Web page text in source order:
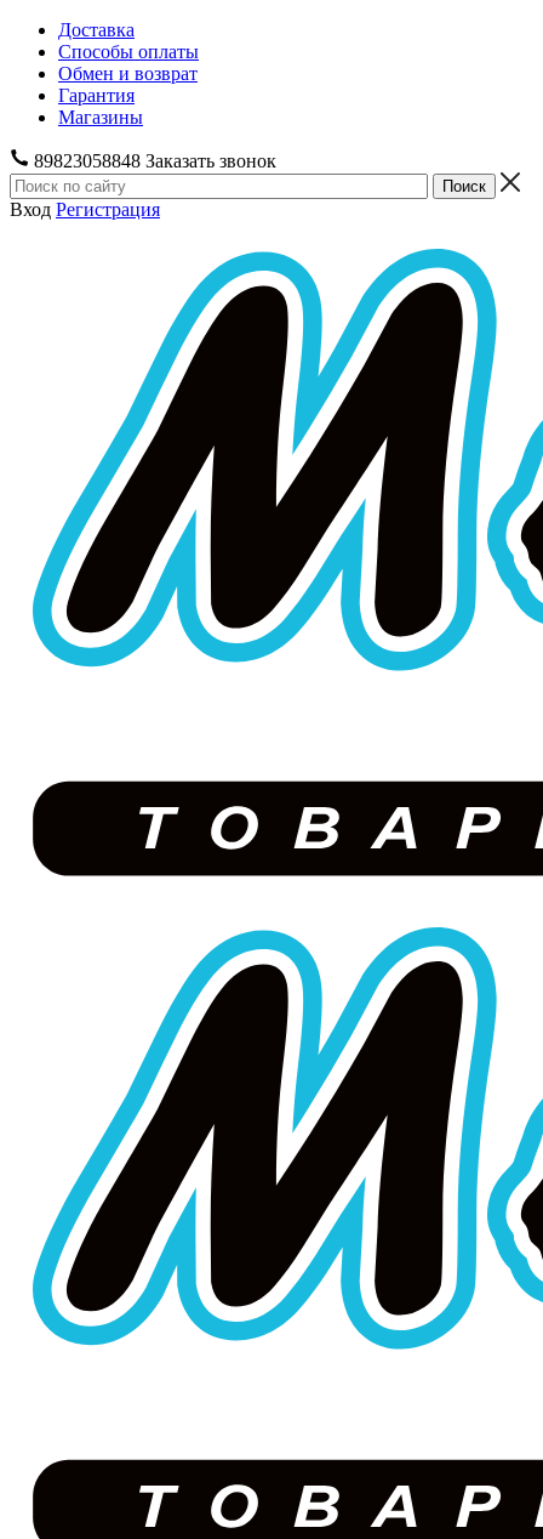
Доставка
Способы оплаты
Обмен и возврат
Гарантия
Магазины
89823058848 Заказать звонок
Вход Регистрация